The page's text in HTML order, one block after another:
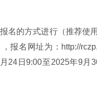
名的方式进行（推荐使
报名网址为：http://
24日9:00至2025年9月